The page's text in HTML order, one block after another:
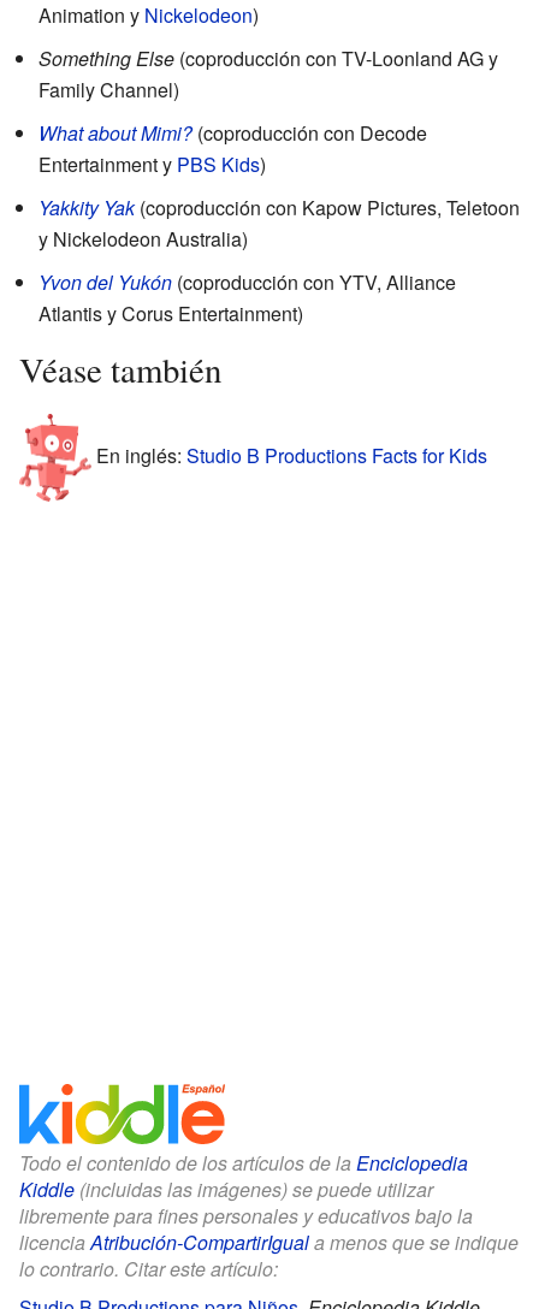
Animation y Nickelodeon)
Something Else (coproducción con TV-Loonland AG y
Family Channel)
What about Mimi?(coproducción con Decode
Entertainment y PBS Kids)
Yakkity Yak(coproducción con Kapow Pictures, Teletoon
y Nickelodeon Australia)
Yvon del Yukón (coproducción con YTV, Alliance
Atlantis y Corus Entertainment)
Véase también
En inglés: Studio B Productions Facts for Kids
Todo el contenido de los artículos de la Enciclopedia
Kiddle (incluidas las imágenes) se puede utilizar
libremente para fines personales y educativos bajo la
licenciaAtribución-CompartirIguala menos que se indique
lo contrario. Citar este artículo: